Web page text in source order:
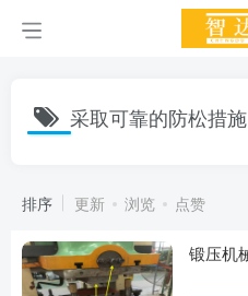
采取可靠的防松措施
排序 更新 浏览 点赞